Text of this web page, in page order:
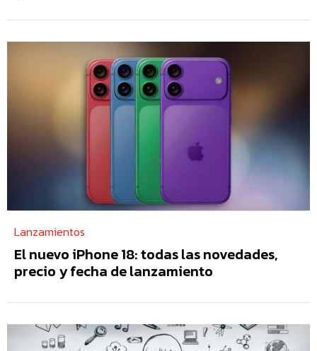
Lanzamientos
El nuevo iPhone 18: todas las novedades,
precio y fecha de lanzamiento